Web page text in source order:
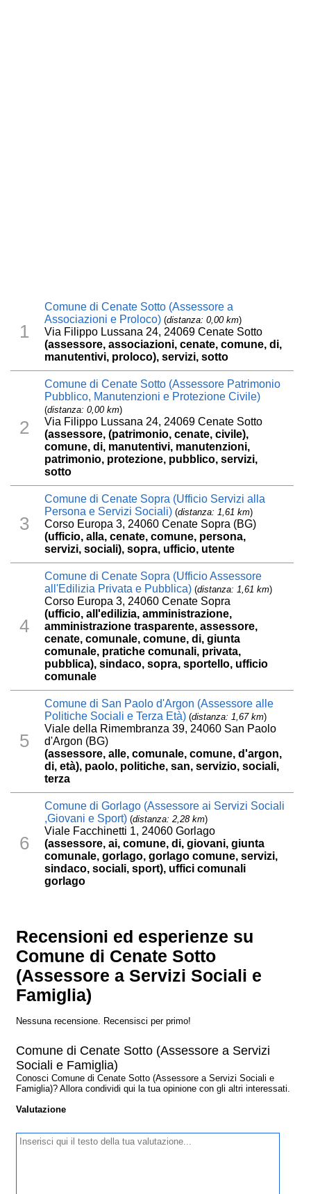
1
Comune di Cenate Sotto (Assessore a
Associazioni e Proloco) (distanza: 0,00 km)
Via Filippo Lussana 24, 24069 Cenate Sotto
(assessore, associazioni, cenate, comune, di,
manutentivi, proloco), servizi, sotto
2
Comune di Cenate Sotto (Assessore Patrimonio
Pubblico, Manutenzioni e Protezione Civile)
(distanza: 0,00 km)
Via Filippo Lussana 24, 24069 Cenate Sotto
(assessore, (patrimonio, cenate, civile),
comune, di, manutentivi, manutenzioni,
patrimonio, protezione, pubblico, servizi,
sotto
3
Comune di Cenate Sopra (Ufficio Servizi alla
Persona e Servizi Sociali) (distanza: 1,61 km)
Corso Europa 3, 24060 Cenate Sopra (BG)
(ufficio, alla, cenate, comune, persona,
servizi, sociali), sopra, ufficio, utente
4
Comune di Cenate Sopra (Ufficio Assessore
all'Edilizia Privata e Pubblica) (distanza: 1,61 km)
Corso Europa 3, 24060 Cenate Sopra
(ufficio, all'edilizia, amministrazione,
amministrazione trasparente, assessore,
cenate, comunale, comune, di, giunta
comunale, pratiche comunali, privata,
pubblica), sindaco, sopra, sportello, ufficio
comunale
5
Comune di San Paolo d'Argon (Assessore alle
Politiche Sociali e Terza Età) (distanza: 1,67 km)
Viale della Rimembranza 39, 24060 San Paolo
d'Argon (BG)
(assessore, alle, comunale, comune, d'argon,
di, età), paolo, politiche, san, servizio, sociali,
terza
6
Comune di Gorlago (Assessore ai Servizi Sociali
,Giovani e Sport) (distanza: 2,28 km)
Viale Facchinetti 1, 24060 Gorlago
(assessore, ai, comune, di, giovani, giunta
comunale, gorlago, gorlago comune, servizi,
sindaco, sociali, sport), uffici comunali
gorlago
Recensioni ed esperienze su
Comune di Cenate Sotto
(Assessore a Servizi Sociali e
Famiglia)
Nessuna recensione. Recensisci per primo!
Comune di Cenate Sotto (Assessore a Servizi
Sociali e Famiglia)
Conosci Comune di Cenate Sotto (Assessore a Servizi Sociali e
Famiglia)? Allora condividi qui la tua opinione con gli altri interessati.
Valutazione